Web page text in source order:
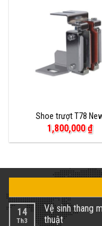
Shoe trượt T78
1,800,000₫
14
Th3
Vệ sinh thang
thuật